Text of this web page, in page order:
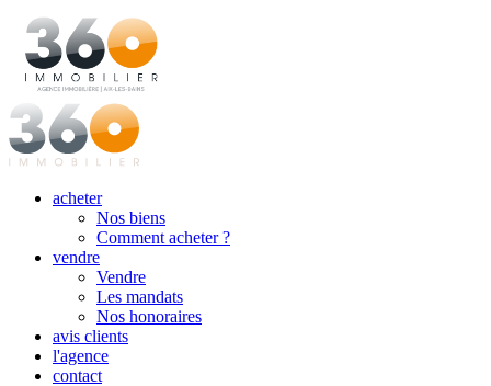
acheter
Nos biens
Comment acheter ?
vendre
Vendre
Les mandats
Nos honoraires
avis clients
l'agence
contact